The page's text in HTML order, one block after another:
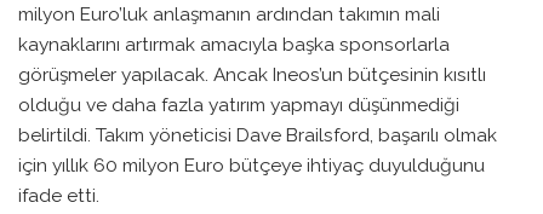
milyon Euro’luk anlaşmanın ardından takımın mali
kaynaklarını artırmak amacıyla başka sponsorlarla
görüşmeler yapılacak. Ancak Ineos’un bütçesinin kısıtlı
olduğu ve daha fazla yatırım yapmayı düşünmediği
belirtildi. Takım yöneticisi Dave Brailsford, başarılı olmak
için yıllık 60 milyon Euro bütçeye ihtiyaç duyulduğunu
ifade etti.